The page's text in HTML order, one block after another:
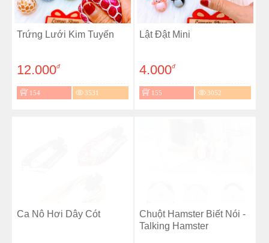
Trứng Lưới Kim Tuyến
12.000đ
154 3531
Lật Đật Mini
4.000đ
155 3052
Ca Nô Hơi Dây Cót
Chuột Hamster Biết Nói -
Talking Hamster